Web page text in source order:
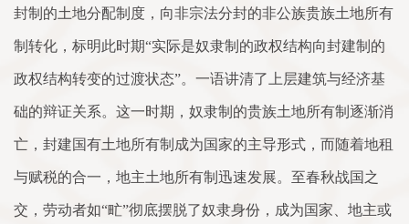
封制的土地分配制度，向非宗法分封的非公族贵族土地所有
制转化，标明此时期“实际是奴隶制的政权结构向封建制的
政权结构转变的过渡状态”。一语讲清了上层建筑与经济基
础的辩证关系。这一时期，奴隶制的贵族土地所有制逐渐消
亡，封建国有土地所有制成为国家的主导形式，而随着地租
与赋税的合一，地主土地所有制迅速发展。至春秋战国之
交，劳动者如“甿”彻底摆脱了奴隶身份，成为国家、地主或